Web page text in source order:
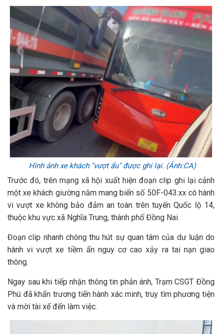
Hình ảnh xe khách "vượt ẩu" được ghi lại. (Ảnh:CA)
Trước đó, trên mạng xã hội xuất hiện đoạn clip ghi lại cảnh
một xe khách giường nằm mang biển số 50F-043.xx có hành
vi vượt xe không bảo đảm an toàn trên tuyến Quốc lộ 14,
thuộc khu vực xã Nghĩa Trung, thành phố Đồng Nai.
Đoạn clip nhanh chóng thu hút sự quan tâm của dư luận do
hành vi vượt xe tiềm ẩn nguy cơ cao xảy ra tai nạn giao
thông.
Ngay sau khi tiếp nhận thông tin phản ánh, Trạm CSGT Đồng
Phú đã khẩn trương tiến hành xác minh, truy tìm phương tiện
và mời tài xế đến làm việc.